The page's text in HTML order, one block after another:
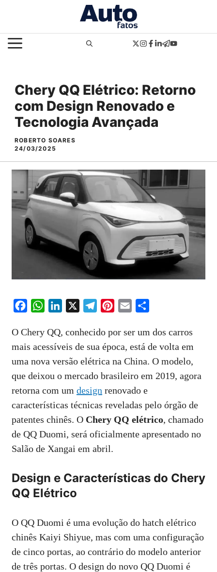
o
conteúdoMENU
Chery QQ Elétrico: Retorno
com Design Renovado e
Tecnologia Avançada
ROBERTO SOARES
24/03/2025
c
e
b
o
W
a
t
s
A
p
n
k
e
d
l
e
g
r
n
t
e
r
a
i
l
r
e
O Chery QQ, conhecido por ser um dos carros
mais acessíveis de sua época, está de volta em
uma nova versão elétrica na China. O modelo,
que deixou o mercado brasileiro em 2019, agora
retorna com um design renovado e
características técnicas reveladas pelo órgão de
patentes chinês. O Chery QQ elétrico, chamado
de QQ Duomi, será oficialmente apresentado no
Salão de Xangai em abril.
Design e Características do Chery
QQ Elétrico
O QQ Duomi é uma evolução do hatch elétrico
chinês Kaiyi Shiyue, mas com uma configuração
de cinco portas, ao contrário do modelo anterior
de três portas. O design do novo QQ Duomi é